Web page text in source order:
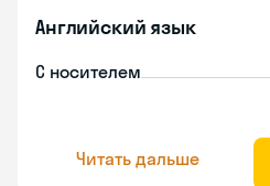
Английский язык
С носителем
Читать дальше